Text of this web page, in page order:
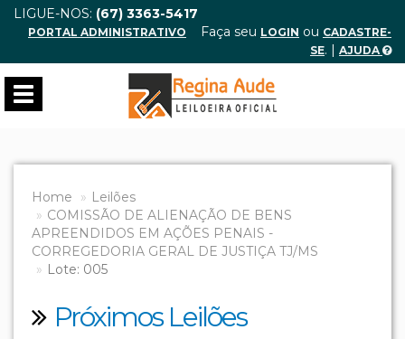
LIGUE-NOS: (67) 3363-5417
PORTAL ADMINISTRATIVO Faça seu LOGIN ou CADASTRE-
SE. | AJUDA
Toggle
navigation
Home
Leilões
COMISSÃO DE ALIENAÇÃO DE BENS
APREENDIDOS EM AÇÕES PENAIS -
CORREGEDORIA GERAL DE JUSTIÇA TJ/MS
Lote: 005
Próximos Leilões